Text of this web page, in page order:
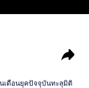
นเดือนยุคปัจจุบันทะลุมิติ